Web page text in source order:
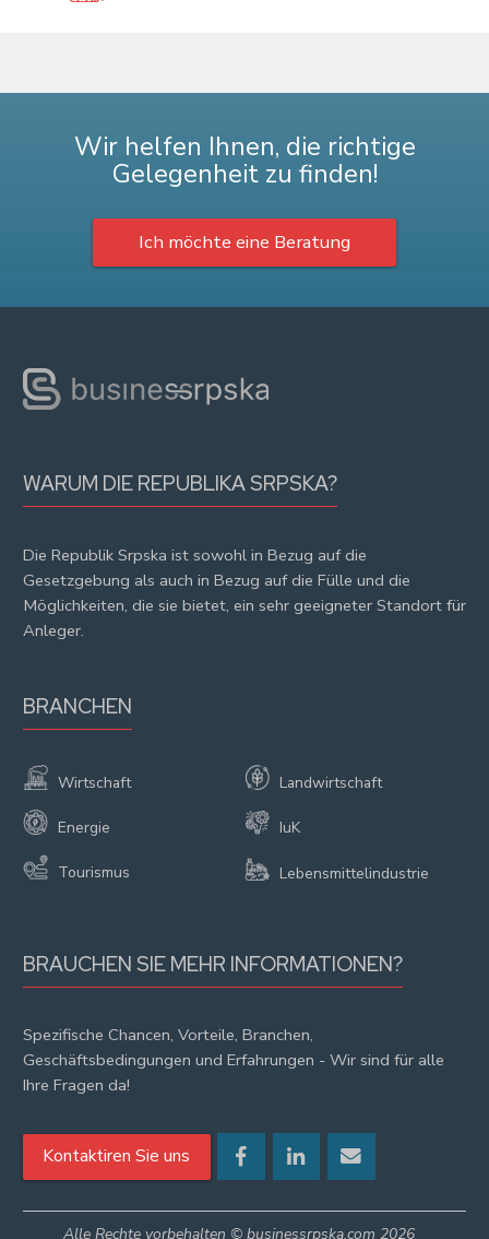
Wir helfen Ihnen, die richtige
Gelegenheit zu finden!
Ich möchte eine Beratung
WARUM DIE REPUBLIKA SRPSKA?
Die Republik Srpska ist sowohl in Bezug auf die
Gesetzgebung als auch in Bezug auf die Fülle und die
Möglichkeiten, die sie bietet, ein sehr geeigneter Standort für
Anleger.
BRANCHEN
Wirtschaft
Energie
Tourismus
Landwirtschaft
IuK
Lebensmittelindustrie
BRAUCHEN SIE MEHR INFORMATIONEN?
Spezifische Chancen, Vorteile, Branchen,
Geschäftsbedingungen und Erfahrungen - Wir sind für alle
Ihre Fragen da!
Kontaktiren Sie uns
Alle Rechte vorbehalten © businessrpska.com 2026